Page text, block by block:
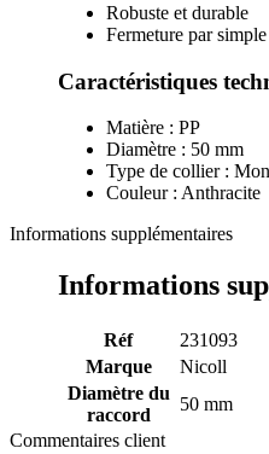
Robuste et durable
Fermeture par
Caractéristiques
Matière : PP
Diamètre : 50 mm
Type de collier :
Couleur : Anthracite
Informations supplémentaires
Informations
Réf
231093
Marque
Nicoll
Diamètre du
raccord
50 mm
Commentaires client